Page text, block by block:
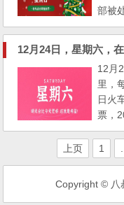
部被
葬服
10日
浦城
人每
类药
新疆
12月24日，星期六，
12月
里，
日火
票，
结束
票购
次；
黑嘴
部：
上页 1
Copyright © 八